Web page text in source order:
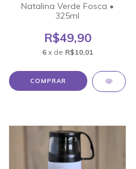
Natalina Verde Fosca •
325ml
R$49,90
6 x de R$10,01
COMPRAR